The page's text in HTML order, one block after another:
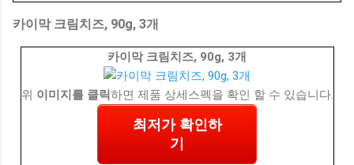
카이막 크림치즈, 90g, 3개
카이막 크림치즈, 90g, 3개
위 이미지를 클릭하면 제품 상세스펙을 확인 할 수 있습니다.
최저가 확인하
기